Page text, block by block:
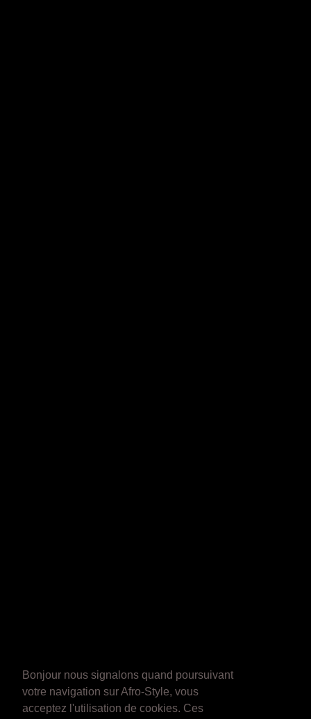
Bonjour nous signalons quand poursuivant
votre navigation sur Afro-Style, vous
acceptez l'utilisation de cookies. Ces